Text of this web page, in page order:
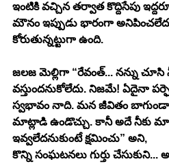
ఇంటికి వచ్చిన తర్వాత కొద్దిసేపు
మౌనం ఇప్పుడు భారంగా
కోరుతున్నట్టుగా ఉంది.
జలజ మెల్లిగా “రేవంత్... నన్ను
వస్తుందనుకోలేదు. నిజమే! ఏదైనా పర్ఫెక్ట్‌గా ఉండాలని
స్వభావం నాది. మన జీవితం
మాట్లాడి ఉండొచ్చు. కానీ అదే నీకు
ఇవ్వలేదనుకుంటే క్షమించు” అని,
కొన్ని సంఘటనలు గుర్తు